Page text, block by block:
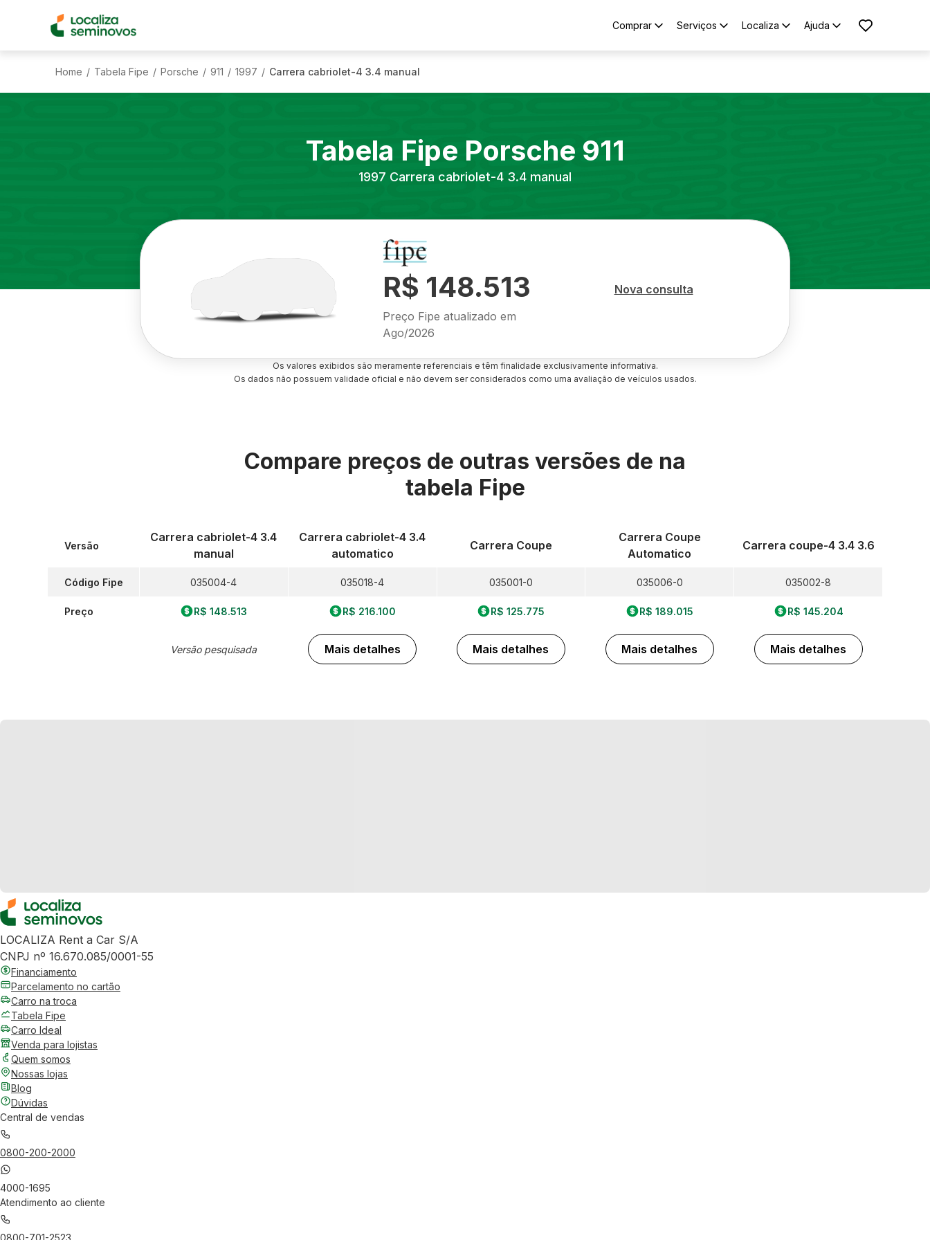
Comprar Serviços Localiza Ajuda
Home / Tabela Fipe / Porsche / 911 / 1997 / Carrera cabriolet-4 3.4 manual
Tabela Fipe Porsche 911
1997 Carrera cabriolet-4 3.4 manual
R$ 148.513
Preço Fipe atualizado em
Ago/2026
Nova consulta
Os valores exibidos são meramente referenciais e têm finalidade exclusivamente informativa.
Os dados não possuem validade oficial e não devem ser considerados como uma avaliação de veículos usados.
Compare preços de outras versões de na
tabela Fipe
Versão
Código Fipe
Preço
Carrera cabriolet-4 3.4
manual
035004-4
R$ 148.513
Versão pesquisada
Carrera cabriolet-4 3.4
automatico
035018-4
R$ 216.100
Mais detalhes
Carrera Coupe
035001-0
R$ 125.775
Mais detalhes
Carrera Coupe
Automatico
035006-0
R$ 189.015
Mais detalhes
Carrera coupe-4 3.4 3.6
035002-8
R$ 145.204
Mais detalhes
LOCALIZA Rent a Car S/A
CNPJ nº 16.670.085/0001-55
Financiamento
Parcelamento no cartão
Carro na troca
Tabela Fipe
Carro Ideal
Venda para lojistas
Quem somos
Nossas lojas
Blog
Dúvidas
Central de vendas
0800-200-2000
4000-1695
Atendimento ao cliente
0800-701-2523